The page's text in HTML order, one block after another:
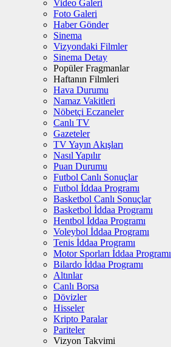
Video Galeri
Foto Galeri
Haber Gönder
Sinema
Vizyondaki Filmler
Sinema Detay
Popüler Fragmanlar
Haftanın Filmleri
Hava Durumu
Namaz Vakitleri
Nöbetçi Eczaneler
Canlı TV
Gazeteler
TV Yayın Akışları
Nasıl Yapılır
Puan Durumu
Futbol Canlı Sonuçlar
Futbol İddaa Programı
Basketbol Canlı Sonuçlar
Basketbol İddaa Programı
Hentbol İddaa Programı
Voleybol İddaa Programı
Tenis İddaa Programı
Motor Sporları İddaa Programı
Bilardo İddaa Programı
Altınlar
Canlı Borsa
Dövizler
Hisseler
Kripto Paralar
Pariteler
Vizyon Takvimi